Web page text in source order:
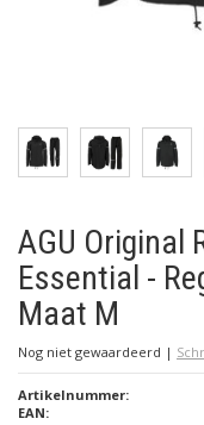
AGU Original
Essential -
Maat M
Nog niet gewaardeerd |
Artikelnummer:
EAN: